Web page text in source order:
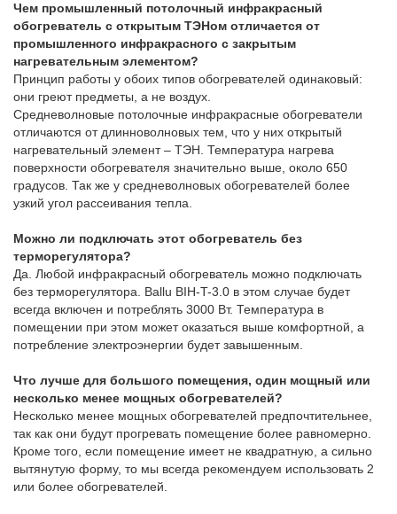
Чем промышленный потолочный инфракрасный
обогреватель с открытым ТЭНом отличается от
промышленного инфракрасного с закрытым
нагревательным элементом?
Принцип работы у обоих типов обогревателей одинаковый:
они греют предметы, а не воздух.
Средневолновые потолочные инфракрасные обогреватели
отличаются от длинноволновых тем, что у них открытый
нагревательный элемент – ТЭН. Температура нагрева
поверхности обогревателя значительно выше, около 650
градусов. Так же у средневолновых обогревателей более
узкий угол рассеивания тепла.
Можно ли подключать этот обогреватель без
терморегулятора?
Да. Любой инфракрасный обогреватель можно подключать
без терморегулятора. Ballu BIH-T-3.0 в этом случае будет
всегда включен и потреблять 3000 Вт. Температура в
помещении при этом может оказаться выше комфортной, а
потребление электроэнергии будет завышенным.
Что лучше для большого помещения, один мощный или
несколько менее мощных обогревателей?
Несколько менее мощных обогревателей предпочтительнее,
так как они будут прогревать помещение более равномерно.
Кроме того, если помещение имеет не квадратную, а сильно
вытянутую форму, то мы всегда рекомендуем использовать 2
или более обогревателей.